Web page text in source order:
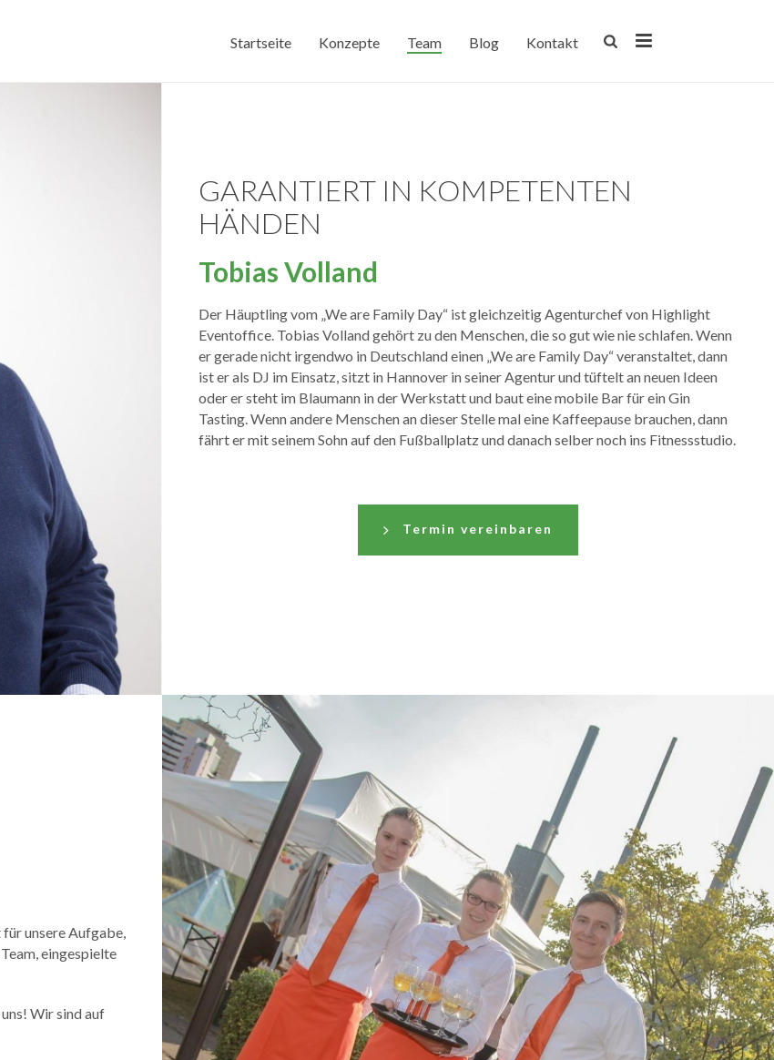
Startseite Konzepte Team Blog Kontakt
GARANTIERT IN KOMPETENTEN
HÄNDEN
Tobias Volland
Der Häuptling vom „We are Family Day“ ist gleichzeitig Agenturchef von Highlight
Eventoffice. Tobias Volland gehört zu den Menschen, die so gut wie nie schlafen. Wenn
er gerade nicht irgendwo in Deutschland einen „We are Family Day“ veranstaltet, dann
ist er als DJ im Einsatz, sitzt in Hannover in seiner Agentur und tüftelt an neuen Ideen
oder er steht im Blaumann in der Werkstatt und baut eine mobile Bar für ein Gin
Tasting. Wenn andere Menschen an dieser Stelle mal eine Kaffeepause brauchen, dann
fährt er mit seinem Sohn auf den Fußballplatz und danach selber noch ins Fitnessstudio.
Termin vereinbaren
unsere Aufgabe,
eingespielte
Wir sind auf